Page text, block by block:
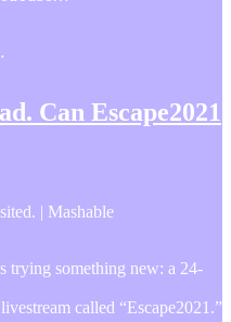
Can Escape2021
| Mashable
trying something new: a 24-
called “Escape2021.”